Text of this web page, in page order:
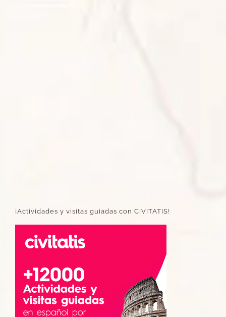
¡Actividades y visitas guiadas con CIVITATIS!